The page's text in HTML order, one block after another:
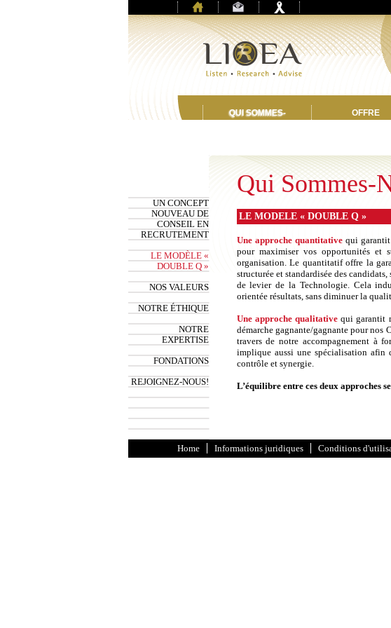
QUI SOMMES-
OFFRE
UN CONCEPT
NOUVEAU DE
CONSEIL EN
RECRUTEMENT
LE MODÈLE «
DOUBLE Q »
NOS VALEURS
NOTRE ÉTHIQUE
NOTRE
EXPERTISE
FONDATIONS
REJOIGNEZ-NOUS!
Qui Sommes-
LE MODELE « DOUBLE Q »
Une approche quantitativequi garantit
pour maximiser vos opportunités et
organisation. Le quantitatif offre la
structurée et standardisée des
de levier de la Technologie. Cela
orientée résultats, sans diminuer la
Une approche qualitativequi garantit
démarche gagnante/gagnante pour nos
travers de notre accompagnement à
implique aussi une spécialisation afin
contrôle et synergie.
L’équilibre entre ces deux approches
Home Informations juridiques Conditions